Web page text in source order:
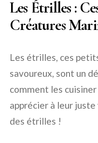
Les Étrilles :
Créatures
Les étrilles, ces
savoureux, sont un
comment les
apprécier à leur juste
des étrilles !